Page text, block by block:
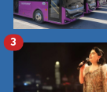
3